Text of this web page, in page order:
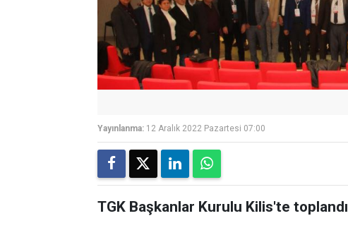
Yayınlanma: 12 Aralık 2022 Pazartesi 07:00
TGK Başkanlar Kurulu Kilis'te toplandı